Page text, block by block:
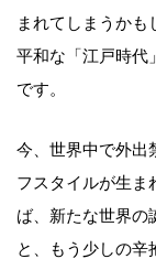
まれてしまうかも
平和な「江戸時代
です。
今、世界中で外出
フスタイルが生ま
ば、新たな世界の
と、もう少しの辛